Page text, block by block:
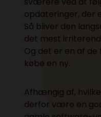
opdateringer, der
Så bliver den
det mest
Og det er en af de
købe en ny.
Afhængig af,
derfor være en